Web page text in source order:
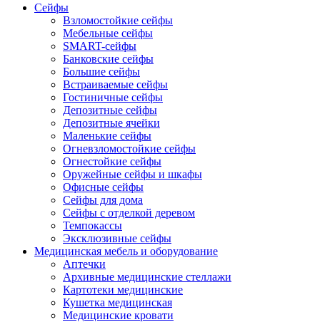
Сейфы
Взломостойкие сейфы
Мебельные сейфы
SMART-сейфы
Банковские сейфы
Большие сейфы
Встраиваемые сейфы
Гостиничные сейфы
Депозитные сейфы
Депозитные ячейки
Маленькие сейфы
Огневзломостойкие сейфы
Огнестойкие сейфы
Оружейные сейфы и шкафы
Офисные сейфы
Сейфы для дома
Сейфы с отделкой деревом
Темпокассы
Эксклюзивные сейфы
Медицинская мебель и оборудование
Аптечки
Архивные медицинские стеллажи
Картотеки медицинские
Кушетка медицинская
Медицинские кровати